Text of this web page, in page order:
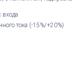
тока (-15%/+20%)